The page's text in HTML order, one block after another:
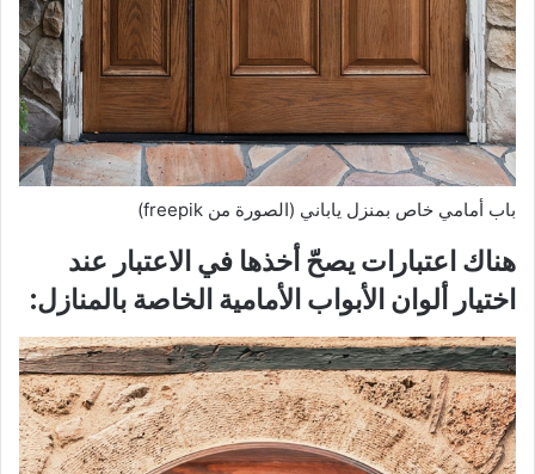
باب أمامي خاص بمنزل ياباني (الصورة من freepik)
هناك اعتبارات يصحّ أخذها في الاعتبار عند
اختيار ألوان الأبواب الأمامية الخاصة بالمنازل: